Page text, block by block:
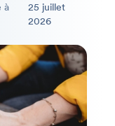
à
25 juillet
2026